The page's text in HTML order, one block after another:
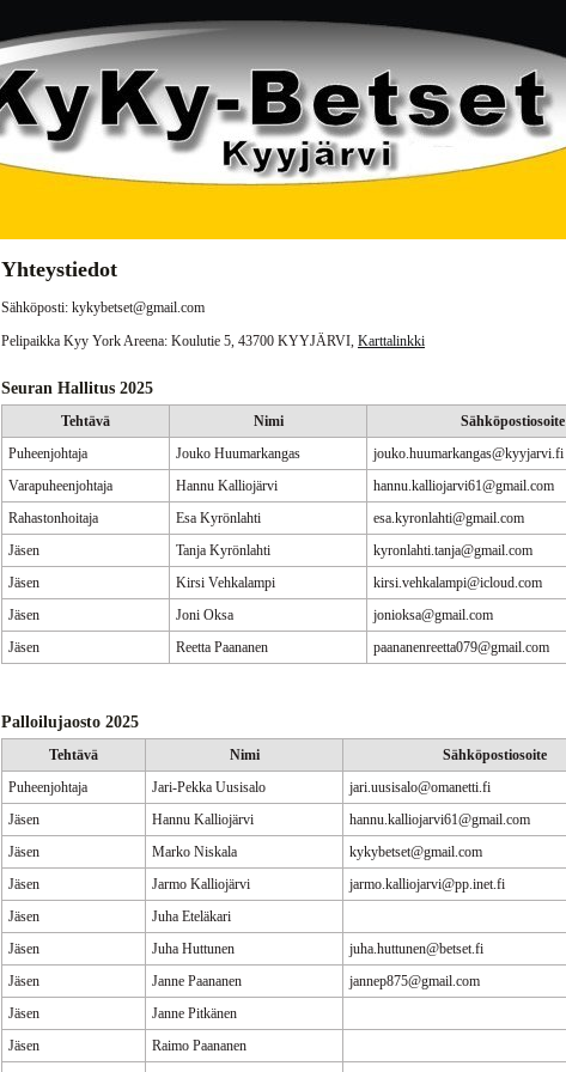
Yhteystiedot
Sähköposti: kykybetset@gmail.com
Pelipaikka Kyy York Areena: Koulutie 5, 43700 KYYJÄRVI, Karttalinkki
Seuran Hallitus 2025
Tehtävä Nimi Sähköpostiosoite
Puheenjohtaja
Jouko Huumarkangas jouko.huumarkangas@kyyjarvi.fi
Varapuheenjohtaja
Hannu Kalliojärvi hannu.kalliojarvi61@gmail.com
Rahastonhoitaja
Esa Kyrönlahti esa.kyronlahti@gmail.com
Jäsen
Tanja Kyrönlahti kyronlahti.tanja@gmail.com
Jäsen
Kirsi Vehkalampi kirsi.vehkalampi@icloud.com
Jäsen
Joni Oksa jonioksa@gmail.com
Jäsen
Reetta Paananen paananenreetta079@gmail.com
Palloilujaosto 2025
Tehtävä Nimi Sähköpostiosoite
Puheenjohtaja
Jari-Pekka Uusisalo jari.uusisalo@omanetti.fi
Jäsen
Hannu Kalliojärvi hannu.kalliojarvi61@gmail.com
Jäsen
Marko Niskala kykybetset@gmail.com
Jäsen
Jarmo Kalliojärvi jarmo.kalliojarvi@pp.inet.fi
Jäsen
Juha Eteläkari
Jäsen
Juha Huttunen juha.huttunen@betset.fi
Jäsen
Janne Paananen jannep875@gmail.com
Jäsen
Janne Pitkänen
Jäsen
Raimo Paananen